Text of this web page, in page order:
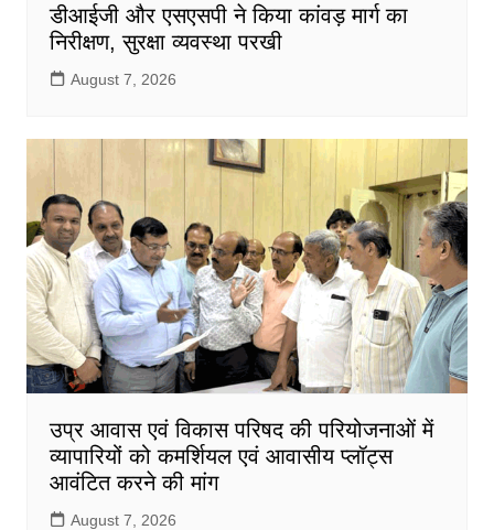
डीआईजी और एसएसपी ने किया कांवड़ मार्ग का
निरीक्षण, सुरक्षा व्यवस्था परखी
August 7, 2026
उप्र आवास एवं विकास परिषद की परियोजनाओं में
व्यापारियों को कमर्शियल एवं आवासीय प्लॉट्स
आवंटित करने की मांग
August 7, 2026